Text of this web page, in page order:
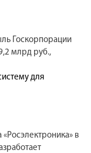
Госкорпорации
млрд руб.,
для
в